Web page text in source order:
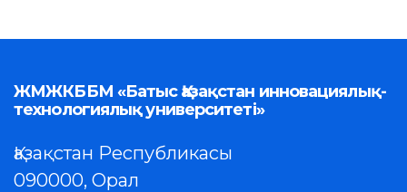
ЖМЖКББМ «Батыс Қазақстан инновациялық-
технологиялық университеті»
Қазақстан Республикасы
090000, Орал